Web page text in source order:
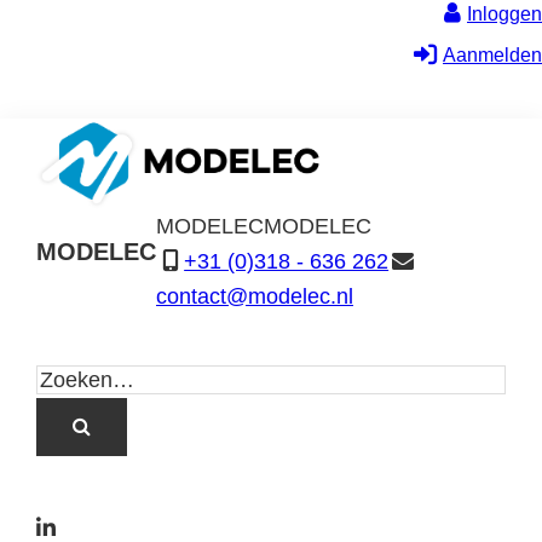
Inloggen
Aanmelden
MODELEC
MODELECMODELEC
+31 (0)318 - 636 262
contact@modelec.nl
L